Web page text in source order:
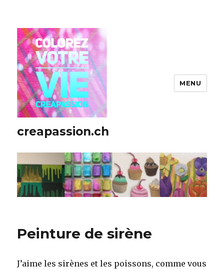
creapassion.ch
MENU
Peinture de sirène
J’aime les sirènes et les poissons, comme vous